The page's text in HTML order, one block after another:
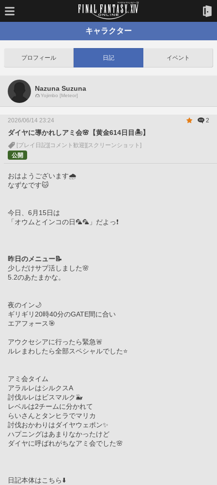
キャラクター
プロフィール 日記 イベント
Nazuna Suzuna
Yojimbo [Meteor]
2026/06/14 23:24 2
ダイヤに導かれしアミ会🌸【黄金614日目🏝️】
[プレイ日記] [コメント歓迎] [スクリーンショット]
公開
おはようございます🌧️
なずなです🐱
今日、6月15日は
「オウムとインコの日🦜🦜」だよっ❗️
昨日のメニュー📝
少しだけサブ活しました🌸
5.2のあたまかな。
夜のイン🌙
ギリギリ20時40分のGATE間に合い
エアフォース🎯
アウクセシアに行ったら緊急🚨
ルレまわしたら全部スペシャルでした⭐️
アミ会タイム
アラルレはシルクスA
討伐ルレはビスマルク🐳
レベルは2チームに分かれて
らいさんとタンヒラでマリカ
討伐おかわりはダイヤウェポン✨
ハプニングはあまりなかったけど
ダイヤに呼ばれがちなアミ会でした🌸
日記本体はこちら⬇️